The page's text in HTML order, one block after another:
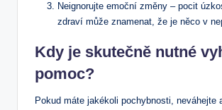
Neignorujte emoční změny – pocit
zdraví může znamenat, že je něco v
Kdy ‍je skutečně nutné
pomoc?
Pokud máte jakékoli pochybnosti, neváhejte